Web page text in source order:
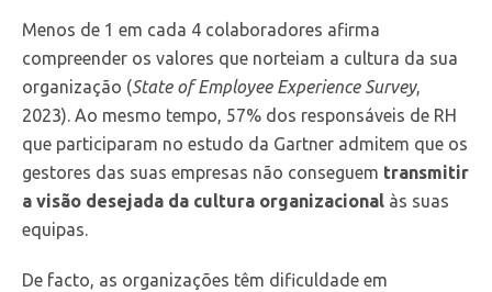
Menos de 1 em cada 4 colaboradores afirma
compreender os valores que norteiam a cultura da sua
organização (State of Employee Experience Survey,
2023). Ao mesmo tempo, 57% dos responsáveis de RH
que participaram no estudo da Gartner admitem que os
gestores das suas empresas não conseguem transmitir
a visão desejada da cultura organizacional às suas
equipas.
De facto, as organizações têm dificuldade em